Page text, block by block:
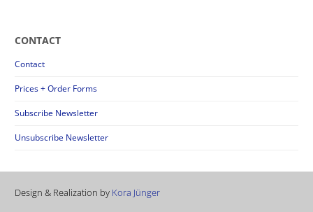
CONTACT
Contact
Prices + Order Forms
Subscribe Newsletter
Unsubscribe Newsletter
Design & Realization by Kora Jünger